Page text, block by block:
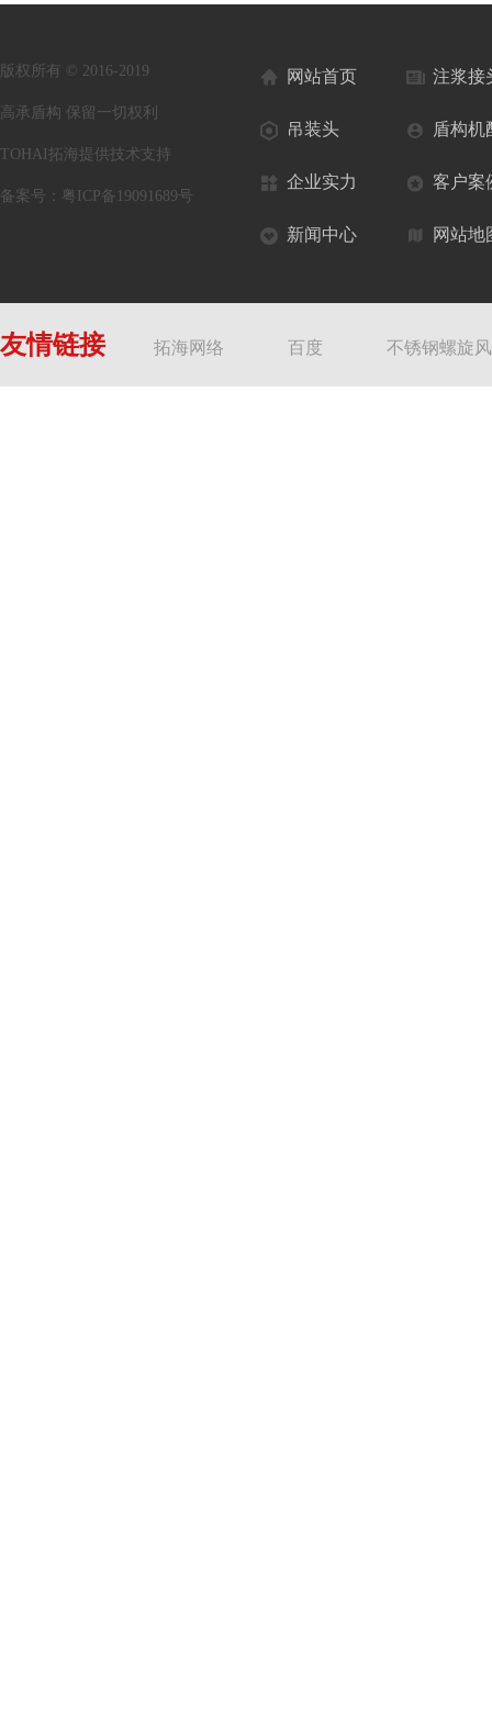
版权所有 © 2016-2019
高承盾构 保留一切权利
TOHAI拓海提供技术支持
备案号： 粤ICP备19091689号
网站首页 注浆接
吊装头 盾构机
企业实力 客户案
新闻中心 网站地
友情链接 拓海网络 百度 不锈钢螺旋